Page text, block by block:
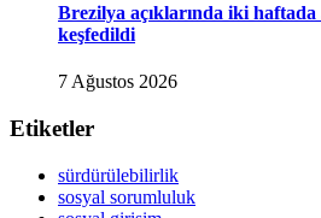
Brezilya açıklarında iki haftada
keşfedildi
7 Ağustos 2026
Etiketler
sürdürülebilirlik
sosyal sorumluluk